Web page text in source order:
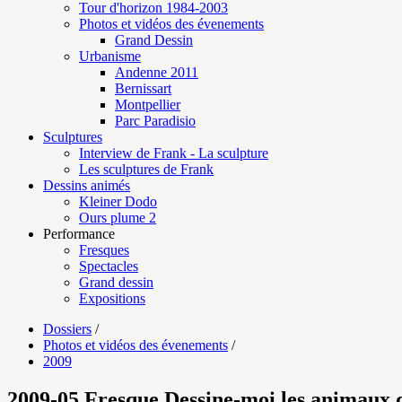
Tour d'horizon 1984-2003
Photos et vidéos des évenements
Grand Dessin
Urbanisme
Andenne 2011
Bernissart
Montpellier
Parc Paradisio
Sculptures
Interview de Frank - La sculpture
Les sculptures de Frank
Dessins animés
Kleiner Dodo
Ours plume 2
Performance
Fresques
Spectacles
Grand dessin
Expositions
Dossiers /
Photos et vidéos des évenements /
2009